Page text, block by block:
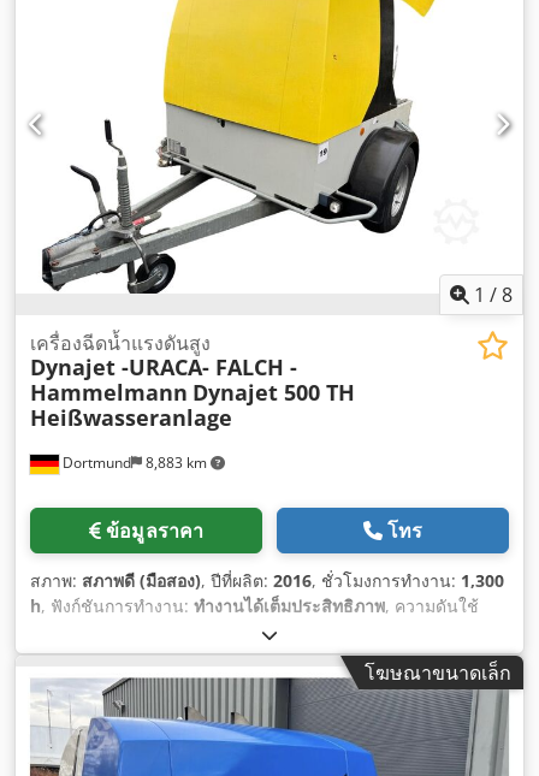
1 /8
Dortmund 8,883 km
เครื่องฉีดน้ำแรงดันสูง
Dynajet -URACA- FALCH -
Hammelmann Dynajet 500 TH
Heißwasseranlage
ข้อมูลราคา โทร
สภาพ: สภาพดี (มือสอง), ปีที่ผลิต: 2016, ชั่วโมงการทำงาน: 1,300
h, ฟังก์ชันการทำงาน: ทำงานได้เต็มประสิทธิภาพ, ความดันใช้
1,420 กก.
34.5 กิโลวัตต์ (46.91 แรงม้า), อุณหภูมิ:95 °C, อัตราการไหลเชิง
ปริมาตร:1,800 ลบ.ม./ชม., อุปกรณ์:แชสซี, โฆษณาขนาดเล็ก